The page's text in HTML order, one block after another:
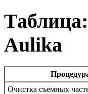
Aulika
Очистка съемных